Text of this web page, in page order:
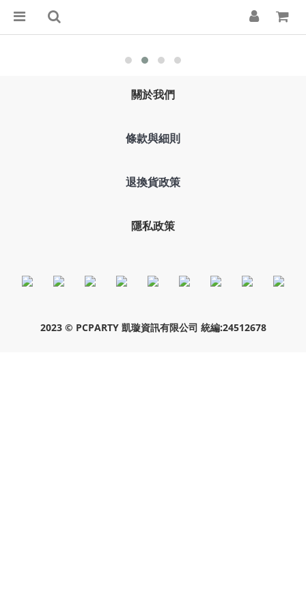
關於我們
條款與細則
退換貨政策
隱私政策
2023 © PCPARTY 凱璇資訊有限公司 統編:24512678